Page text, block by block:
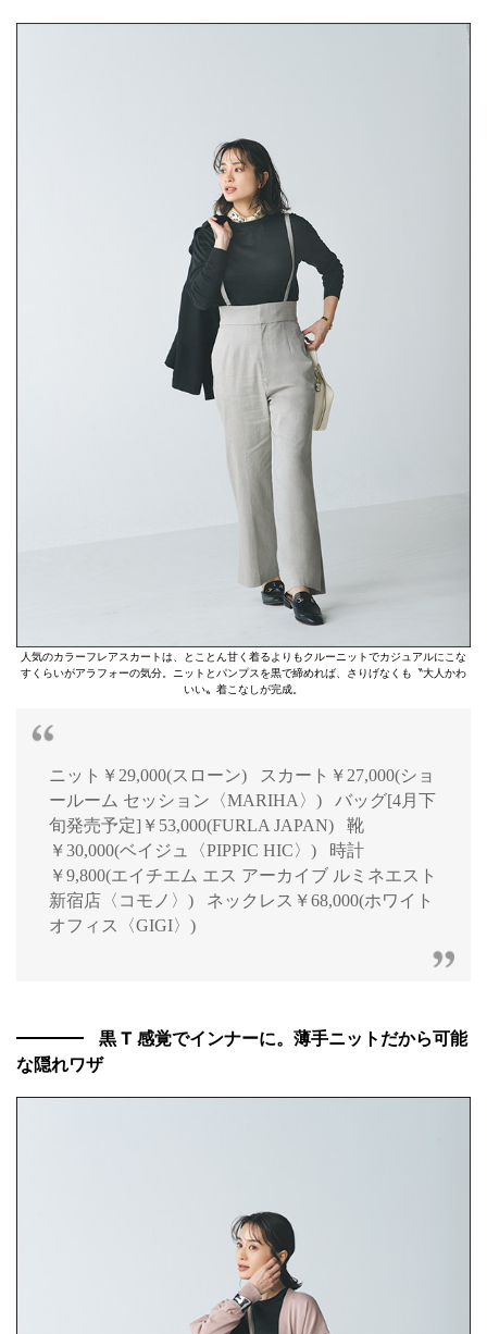
人気のカラーフレアスカートは、とことん甘く着るよりもクルーニットでカジュアルにこな
すくらいがアラフォーの気分。ニットとパンプスを黒で締めれば、さりげなくも〝大人かわ
いい〟着こなしが完成。
ニット￥29,000(スローン) スカート￥27,000(ショ
ールーム セッション〈MARIHA〉) バッグ[4月下
旬発売予定]￥53,000(FURLA JAPAN) 靴
￥30,000(ベイジュ〈PIPPIC HIC〉) 時計
￥9,800(エイチエム エス アーカイブ ルミネエスト
新宿店〈コモノ〉) ネックレス￥68,000(ホワイト
オフィス〈GIGI〉)
黒 T 感覚でインナーに。薄手ニットだから可能
な隠れワザ